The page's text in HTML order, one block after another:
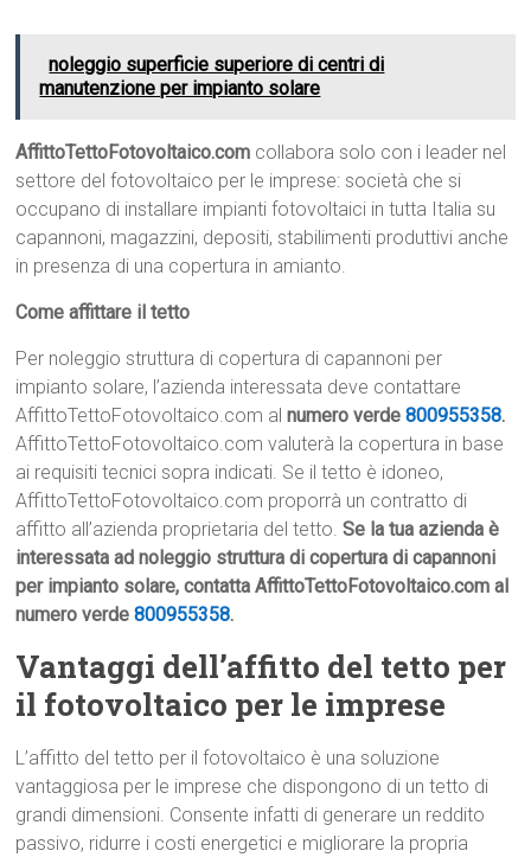
noleggio superficie superiore di centri di
manutenzione per impianto solare
AffittoTettoFotovoltaico.com collabora solo con i leader nel
settore del fotovoltaico per le imprese: società che si
occupano di installare impianti fotovoltaici in tutta Italia su
capannoni, magazzini, depositi, stabilimenti produttivi anche
in presenza di una copertura in amianto.
Come affittare il tetto
Per noleggio struttura di copertura di capannoni per
impianto solare, l’azienda interessata deve contattare
AffittoTettoFotovoltaico.com alnumero verde800955358.
AffittoTettoFotovoltaico.com valuterà la copertura in base
ai requisiti tecnici sopra indicati. Se il tetto è idoneo,
AffittoTettoFotovoltaico.com proporrà un contratto di
affitto all’azienda proprietaria del tetto.Se la tua azienda è
interessata ad noleggio struttura di copertura di capannoni
per impianto solare, contatta AffittoTettoFotovoltaico.com al
numero verde800955358.
Vantaggi dell’affitto del tetto per
il fotovoltaico per le imprese
L’affitto del tetto per il fotovoltaico è una soluzione
vantaggiosa per le imprese che dispongono di un tetto di
grandi dimensioni. Consente infatti di generare un reddito
passivo, ridurre i costi energetici e migliorare la propria